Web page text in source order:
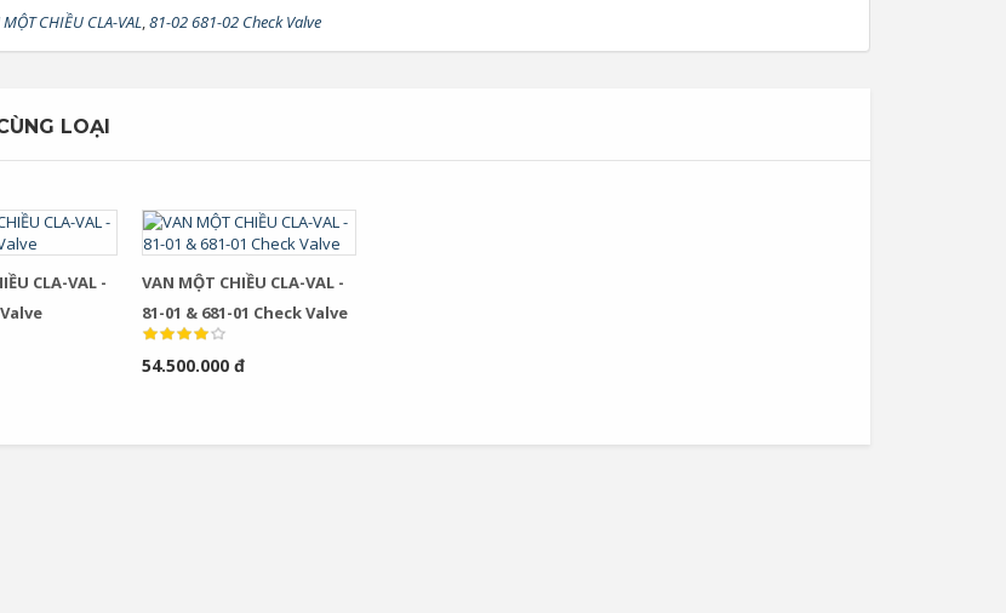
MỘT CHIỀU CLA-VAL,81-02 681-02 Check Valve
LOẠI
CLA-VAL -
VAN MỘT CHIỀU CLA-VAL -
81-01 & 681-01 Check Valve
54.500.000 đ